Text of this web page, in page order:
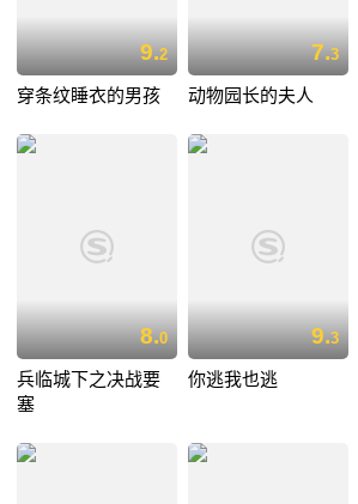
9.2
穿条纹睡衣的男孩
7.3
动物园长的夫人
8.0
兵临城下之决战要
塞
9.3
你逃我也逃